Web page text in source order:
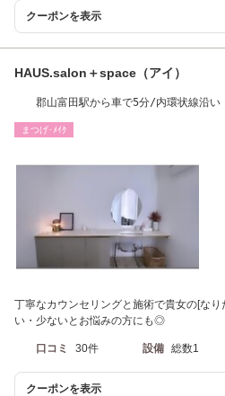
クーポンを表示
HAUS.salon＋space（アイ）
郡山富田駅から車で5分/内環状線沿い
まつげ･ﾒｲｸ
丁寧なカウンセリングと施術で貴女の[な
い・少ないとお悩みの方にも◎
口コミ 30件 設備 総数1
クーポンを表示